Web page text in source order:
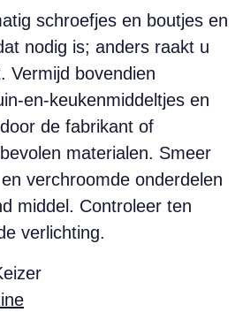
schroefjes en boutjes en
nodig is; anders raakt u
Vermijd bovendien
en-keukenmiddeltjes en
de fabrikant of
materialen. Smeer
verchroomde onderdelen
middel. Controleer ten
verlichting.